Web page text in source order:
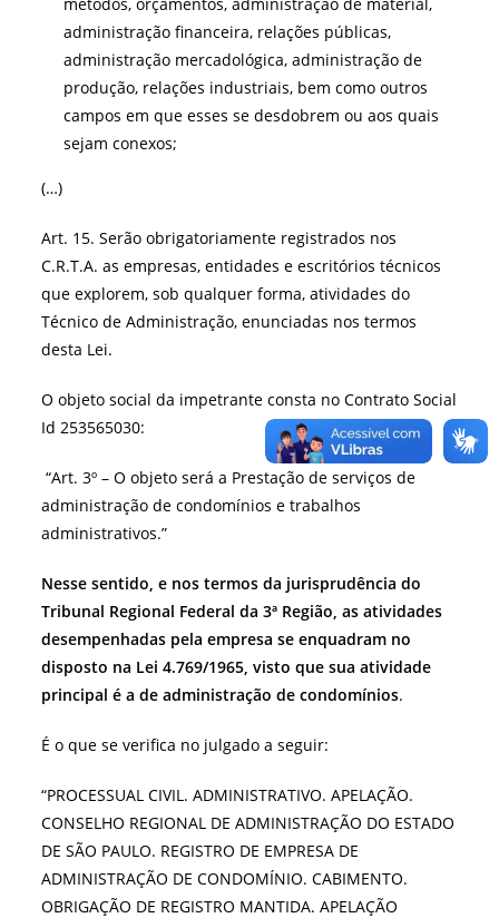
administração financeira, relações públicas,
administração mercadológica, administração de
produção, relações industriais, bem como outros
campos em que esses se desdobrem ou aos quais
sejam conexos;
(…)
Art. 15. Serão obrigatoriamente registrados nos
C.R.T.A. as empresas, entidades e escritórios técnicos
que explorem, sob qualquer forma, atividades do
Técnico de Administração, enunciadas nos termos
desta Lei.
O objeto social da impetrante consta no Contrato Social
Id 253565030:
“Art. 3º – O objeto será a Prestação de serviços de
administração de condomínios e trabalhos
administrativos.”
Nesse sentido, e nos termos da jurisprudência do
Tribunal Regional Federal da 3ª Região, as atividades
desempenhadas pela empresa se enquadram no
disposto na Lei 4.769/1965, visto que sua atividade
principal é a de administração de condomínios.
É o que se verifica no julgado a seguir:
“PROCESSUAL CIVIL. ADMINISTRATIVO. APELAÇÃO.
CONSELHO REGIONAL DE ADMINISTRAÇÃO DO ESTADO
DE SÃO PAULO. REGISTRO DE EMPRESA DE
ADMINISTRAÇÃO DE CONDOMÍNIO. CABIMENTO.
OBRIGAÇÃO DE REGISTRO MANTIDA. APELAÇÃO